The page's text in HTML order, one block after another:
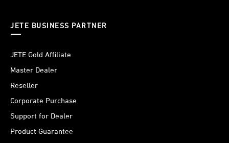
JETE BUSINESS PARTNER
JETE Gold Affiliate
Master Dealer
Reseller
Corporate Purchase
Support for Dealer
Product Guarantee